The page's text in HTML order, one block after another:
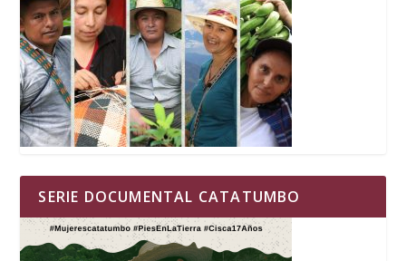
SERIE DOCUMENTAL CATATUMBO